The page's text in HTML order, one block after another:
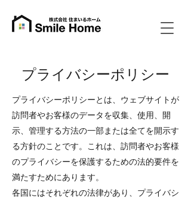
プライバシーポリシー
プライバシーポリシーとは、ウェブサイトが
訪問者やお客様のデータを収集、使用、開
示、管理する方法の一部または全てを開示す
る方針のことです。これは、訪問者やお客様
のプライバシーを保護するための法的要件を
満たすためにあります。
各国にはそれぞれの法律があり、プライバシ